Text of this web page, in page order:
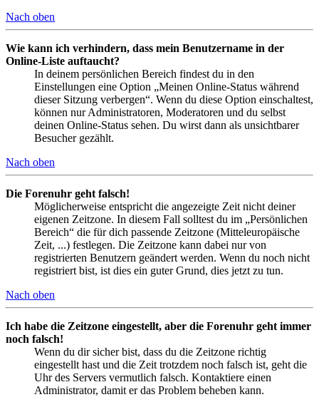
Nach oben
Wie kann ich verhindern, dass mein Benutzername in der
Online-Liste auftaucht?
In deinem persönlichen Bereich findest du in den
Einstellungen eine Option „Meinen Online-Status während
dieser Sitzung verbergen“. Wenn du diese Option einschaltest,
können nur Administratoren, Moderatoren und du selbst
deinen Online-Status sehen. Du wirst dann als unsichtbarer
Besucher gezählt.
Nach oben
Die Forenuhr geht falsch!
Möglicherweise entspricht die angezeigte Zeit nicht deiner
eigenen Zeitzone. In diesem Fall solltest du im „Persönlichen
Bereich“ die für dich passende Zeitzone (Mitteleuropäische
Zeit, ...) festlegen. Die Zeitzone kann dabei nur von
registrierten Benutzern geändert werden. Wenn du noch nicht
registriert bist, ist dies ein guter Grund, dies jetzt zu tun.
Nach oben
Ich habe die Zeitzone eingestellt, aber die Forenuhr geht immer
noch falsch!
Wenn du dir sicher bist, dass du die Zeitzone richtig
eingestellt hast und die Zeit trotzdem noch falsch ist, geht die
Uhr des Servers vermutlich falsch. Kontaktiere einen
Administrator, damit er das Problem beheben kann.